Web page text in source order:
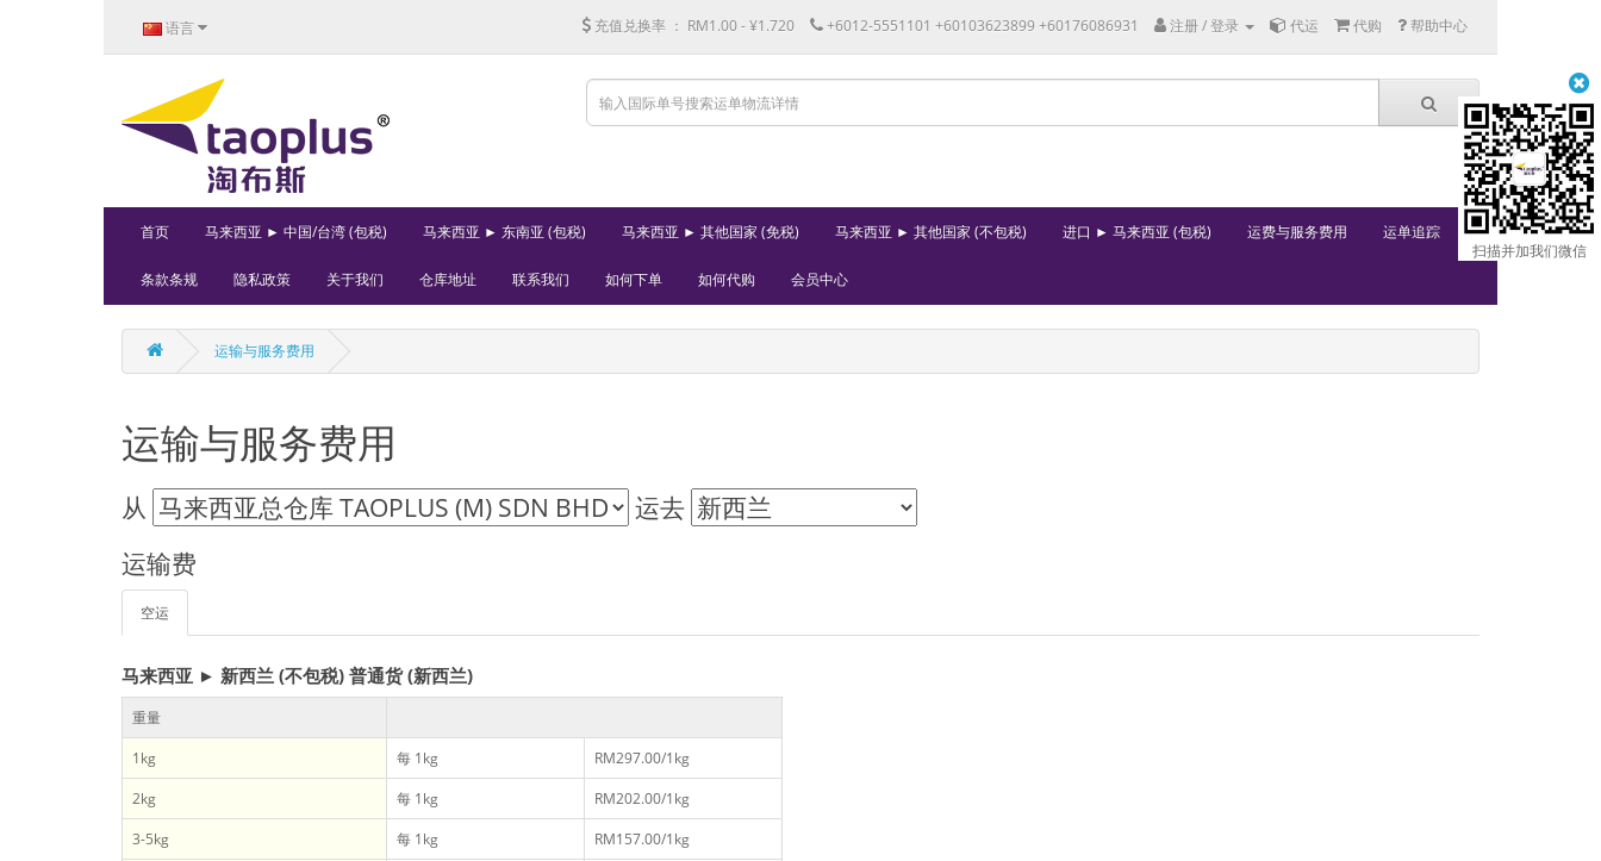
语言 充值兑换率 ： RM1.00 - ¥1.720 +6012-5551101 +60103623899 +60176086931 注册 / 登录 代运 代购 帮助中心
首页 马来西亚 ► 中国/台湾 (包税) 马来西亚 ► 东南亚 (包税) 马来西亚 ► 其他国家 (免税) 马来西亚 ► 其他国家 (不包税) 进口 ► 马来西亚 (包税) 运费与服务费用 运单追踪
条款条规 隐私政策 关于我们 仓库地址 联系我们 如何下单 如何代购 会员中心
运输与服务费用
运输与服务费用
从
运去
运输费
空运
马来西亚 ► 新西兰 (不包税) 普通货 (新西兰)
重量
1kg
每 1kg
RM297.00/1kg
2kg
每 1kg
RM202.00/1kg
3-5kg
每 1kg
RM157.00/1kg
扫描并加我们微信